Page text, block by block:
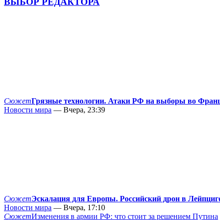
СюжетГрязные технологии. Атаки РФ на выборы во
Новости мира — Вчера, 23:39
СюжетЭскалация для Европы. Российский дрон в
Новости мира — Вчера, 17:10
СюжетИзменения в армии РФ: что стоит за решением Путина